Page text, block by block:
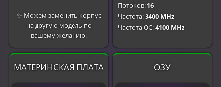
✨ Можем заменить корпус
на другую модель по
вашему желанию.
Потоков: 16
Частота:3400 MHz
Частота OC:4100 MHz
МАТЕРИНСКАЯ ПЛАТА ОЗУ